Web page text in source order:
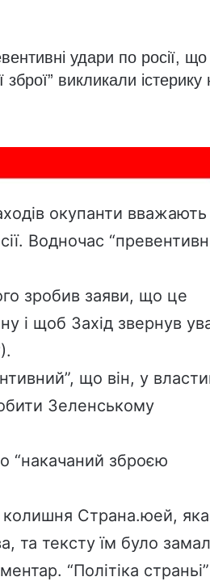
удари по росії, що
викликали істерику
окупанти вважають
Водночас
зробив заяви, що це
і щоб Захід звернув
що він, у
Зеленському
“накачаний зброєю
колишня Страна.юей, яка
та тексту їм було
“Політіка страньі”